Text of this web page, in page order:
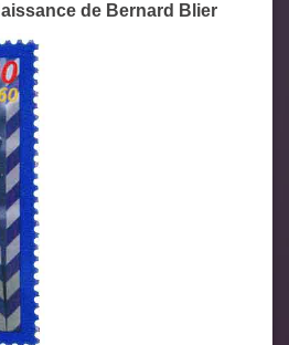
de Bernard Blier